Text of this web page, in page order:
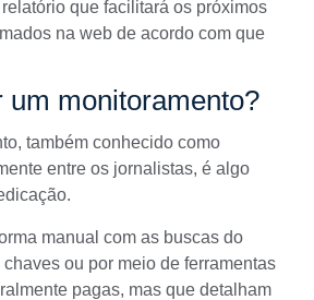
que facilitará os próximos
na web de acordo com que
um monitoramento?
também conhecido como
entre os jornalistas, é algo
manual com as buscas do
ou por meio de ferramentas
pagas, mas que detalham